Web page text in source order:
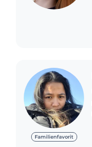
Familienfavorit